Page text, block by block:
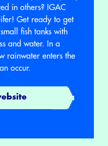
in others? IGAC
Get ready to get
fish tanks with
and water. In a
rainwater enters the
occur.